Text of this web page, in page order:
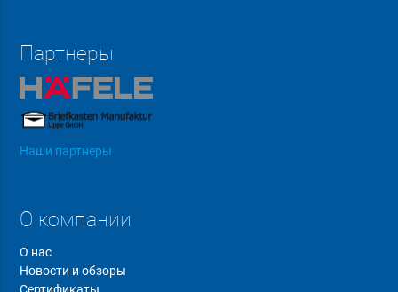
Партнеры
Наши партнеры
О компании
О нас
Новости и обзоры
Сертификаты